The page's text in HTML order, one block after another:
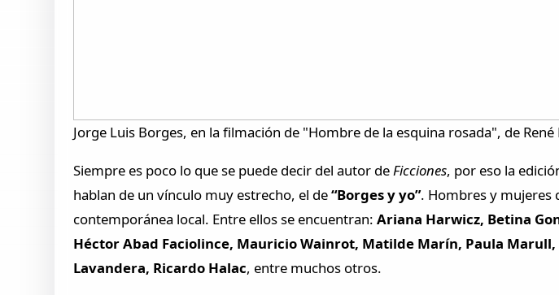
Jorge Luis Borges, en la filmación de "Hombre de la esquina rosada", de
Siempre es poco lo que se puede decir del autor deFicciones, por eso la
hablan de un vínculo muy estrecho, el de“Borges y yo”. Hombres y mujeres
contemporánea local. Entre ellos se encuentran: Ariana Harwicz, Betina
Héctor Abad Faciolince, Mauricio Wainrot, Matilde Marín, Paula
Lavandera, Ricardo Halac, entre muchos otros.